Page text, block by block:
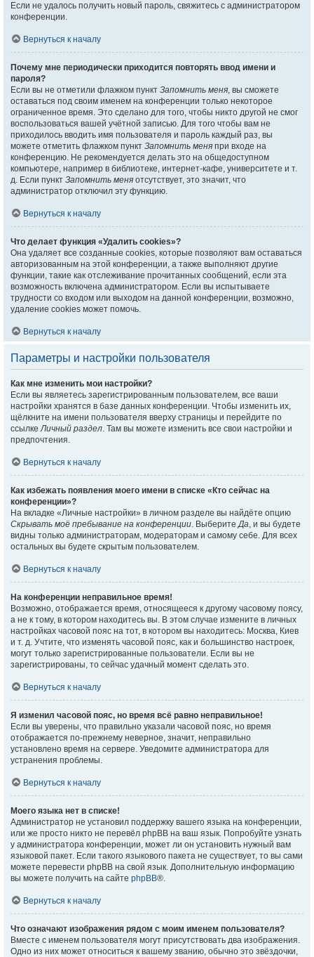
Если не удалось получить новый пароль, свяжитесь с администратором
конференции.
Вернуться к началу
Почему мне периодически приходится повторять ввод имени и
пароля?
Если вы не отметили флажком пункт Запомнить меня, вы сможете
оставаться под своим именем на конференции только некоторое
ограниченное время. Это сделано для того, чтобы никто другой не смог
воспользоваться вашей учётной записью. Для того чтобы вам не
приходилось вводить имя пользователя и пароль каждый раз, вы
можете отметить флажком пункт Запомнить меня при входе на
конференцию. Не рекомендуется делать это на общедоступном
компьютере, например в библиотеке, интернет-кафе, университете и т.
д. Если пункт Запомнить меня отсутствует, это значит, что
администратор отключил эту функцию.
Вернуться к началу
Что делает функция «Удалить cookies»?
Она удаляет все созданные cookies, которые позволяют вам оставаться
авторизованным на этой конференции, а также выполняют другие
функции, такие как отслеживание прочитанных сообщений, если эта
возможность включена администратором. Если вы испытываете
трудности со входом или выходом на данной конференции, возможно,
удаление cookies может помочь.
Вернуться к началу
Параметры и настройки пользователя
Как мне изменить мои настройки?
Если вы являетесь зарегистрированным пользователем, все ваши
настройки хранятся в базе данных конференции. Чтобы изменить их,
щёлкните на имени пользователя вверху страницы и перейдите по
ссылкеЛичный раздел. Там вы можете изменить все свои настройки и
предпочтения.
Вернуться к началу
Как избежать появления моего имени в списке «Кто сейчас на
конференции»?
На вкладке «Личные настройки» в личном разделе вы найдёте опцию
Скрывать моё пребывание на конференции. ВыберитеДа, и вы будете
видны только администраторам, модераторам и самому себе. Для всех
остальных вы будете скрытым пользователем.
Вернуться к началу
На конференции неправильное время!
Возможно, отображается время, относящееся к другому часовому поясу,
а не к тому, в котором находитесь вы. В этом случае измените в личных
настройках часовой пояс на тот, в котором вы находитесь: Москва, Киев
и т. д. Учтите, что изменять часовой пояс, как и большинство настроек,
могут только зарегистрированные пользователи. Если вы не
зарегистрированы, то сейчас удачный момент сделать это.
Вернуться к началу
Я изменил часовой пояс, но время всё равно неправильное!
Если вы уверены, что правильно указали часовой пояс, но время
отображается по-прежнему неверное, значит, неправильно
установлено время на сервере. Уведомите администратора для
устранения проблемы.
Вернуться к началу
Моего языка нет в списке!
Администратор не установил поддержку вашего языка на конференции,
или же просто никто не перевёл phpBB на ваш язык. Попробуйте узнать
у администратора конференции, может ли он установить нужный вам
языковой пакет. Если такого языкового пакета не существует, то вы сами
можете перевести phpBB на свой язык. Дополнительную информацию
вы можете получить на сайте phpBB®.
Вернуться к началу
Что означают изображения рядом с моим именем пользователя?
Вместе с именем пользователя могут присутствовать два изображения.
Одно из них может относиться к вашему званию, обычно это звёздочки,